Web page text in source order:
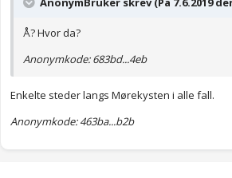
Å? Hvor da?
Anonymkode: 683bd...4eb
Enkelte steder langs Mørekysten i alle fall.
Anonymkode: 463ba...b2b